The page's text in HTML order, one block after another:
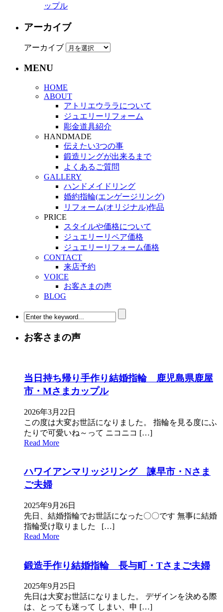
ップル
アーカイブ
アーカイブ
MENU
HOME
ABOUT
アトリエウララについて
ジュエリーリフォーム
彫金道具紹介
HANDMADE
伝えたい3つの事
鍛造リングが出来るまで
よくあるご質問
GALLERY
ハンドメイドリング
婚約指輪(エンゲージリング)
リフォーム(オリジナル)作品
PRICE
スタイルや価格について
ジュエリーリペア価格
ジュエリーリフォーム価格
CONTACT
来店予約
VOICE
お客さまの声
BLOG
お客さまの声
当日持ち帰り手作り結婚指輪 鹿児島県鹿屋
市・Mさまカップル
2026年3月22日
この度は大変お世話になりました。 指輪を見る度にふ
たりで可愛いね～って ニコニコ […]
Read More
ハワイアンマリッジリング 諫早市・Nさま
ご夫婦
2025年9月26日
先日、結婚指輪でお世話になった〇〇です 無事に結婚
指輪受け取りました […]
Read More
鍛造手作り結婚指輪 長与町・Tさまご夫婦
2025年9月25日
先日は大変お世話になりました。 デザインを決める際
は、とっても迷って しまい、申 […]